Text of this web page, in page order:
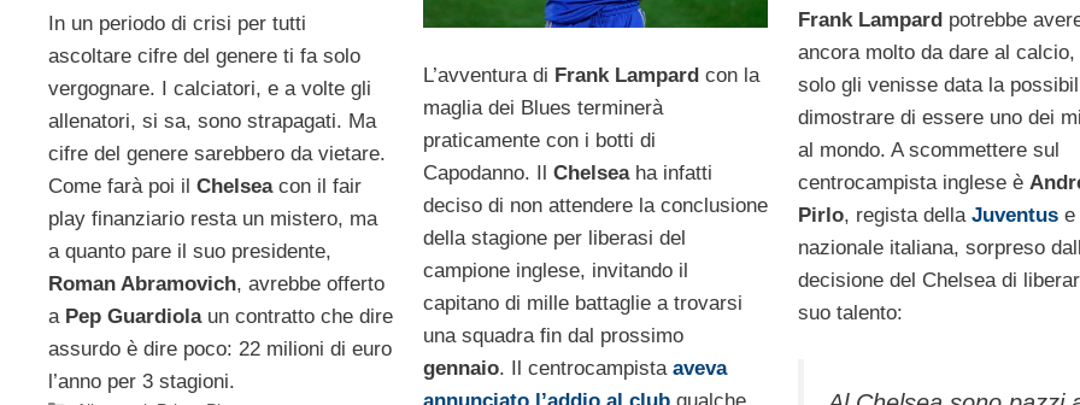
In un periodo di crisi per tutti
ascoltare cifre del genere ti fa solo
vergognare. I calciatori, e a volte gli
allenatori, si sa, sono strapagati. Ma
cifre del genere sarebbero da vietare.
Come farà poi il Chelseacon il fair
play finanziario resta un mistero, ma
a quanto pare il suo presidente,
Roman Abramovich, avrebbe offerto
a Pep Guardiolaun contratto che dire
assurdo è dire poco: 22 milioni di euro
l’anno per 3 stagioni.
Frank Lampardpotrebbe
ancora molto da dare al calcio,
solo gli venisse data la
dimostrare di essere uno dei
al mondo. A scommettere sul
centrocampista inglese è
Pirlo, regista della Juventuse
nazionale italiana, sorpreso
decisione del Chelsea di
suo talento:
L’avventura di Frank Lampardcon la
maglia dei Blues terminerà
praticamente con i botti di
Capodanno. Il Chelseaha infatti
deciso di non attendere la conclusione
della stagione per liberasi del
campione inglese, invitando il
capitano di mille battaglie a trovarsi
una squadra fin dal prossimo
gennaio. Il centrocampista aveva